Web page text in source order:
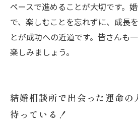
ペースで進めることが大切です。
で、楽しむことを忘れずに、成長
とが成功への近道です。皆さんも
楽しみましょう。
結婚相談所で出会った運命の
待っている！